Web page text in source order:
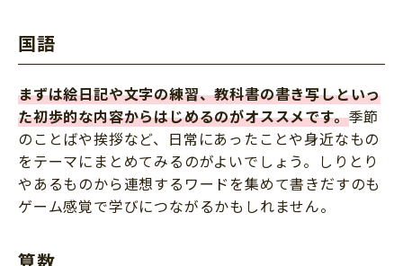
国語
まずは絵日記や文字の練習、教科書の書き写しといっ
た初歩的な内容からはじめるのがオススメです。季節
のことばや挨拶など、日常にあったことや身近なもの
をテーマにまとめてみるのがよいでしょう。しりとり
やあるものから連想するワードを集めて書きだすのも
ゲーム感覚で学びにつながるかもしれません。